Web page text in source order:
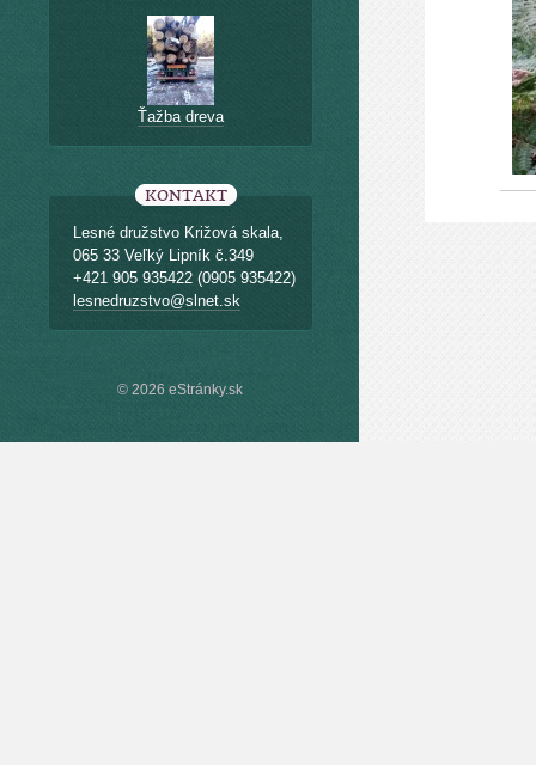
Ťažba dreva
KONTAKT
Lesné družstvo Križová skala,
065 33 Veľký Lipník č.349
+421 905 935422 (0905 935422)
lesnedruzstvo@slnet.sk
© 2026 eStránky.sk